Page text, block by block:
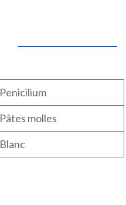
Penicilium
Pâtes molles
Blanc